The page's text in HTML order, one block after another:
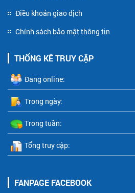
Điều khoản giao dịch
Chính sách bảo mật thông tin
THỐNG KÊ TRUY CẬP
Đang online:
Trong ngày:
Trong tuần:
Tổng truy cập:
FANPAGE FACEBOOK